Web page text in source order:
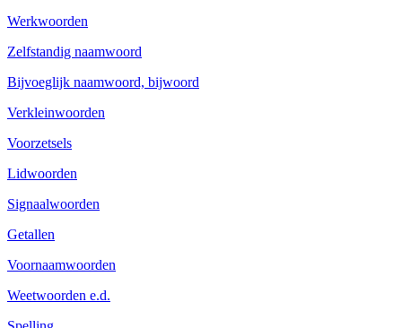
Werkwoorden
Zelfstandig naamwoord
Bijvoeglijk naamwoord, bijwoord
Verkleinwoorden
Voorzetsels
Lidwoorden
Signaalwoorden
Getallen
Voornaamwoorden
Weetwoorden e.d.